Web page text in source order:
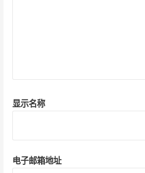
显示名称
电子邮箱地址